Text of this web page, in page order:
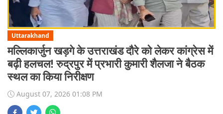
Uttarakhand
मल्लिकार्जुन खड़गे के उत्तराखंड दौरे को लेकर कांग्रेस में
बढ़ी हलचल! रुद्रपुर में प्रभारी कुमारी शैलजा ने बैठक
स्थल का किया निरीक्षण
August 07, 2026 01:08 PM